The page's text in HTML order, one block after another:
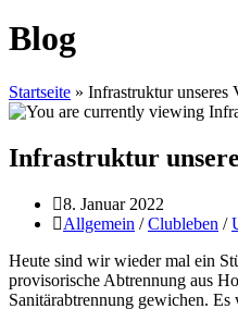
Blog
Startseite » Infrastruktur unseres
Infrastruktur
Beitrag
veröffentlicht:
8. Januar 2022
Beitrags-
Allgemein / Clubleben /
Heute sind wir wieder mal ein
provisorische Abtrennung aus
Sanitärabtrennung gewichen. Es